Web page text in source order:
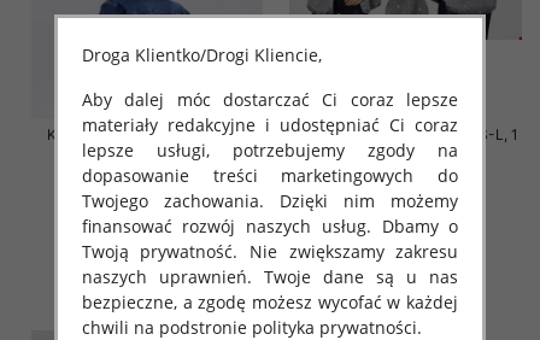
Kurtki damskie jeansy Roz M-
3XL, 1 Kolor Paczka 10 szt
60.00 zł
szczegóły
Kurtki damskie jeansy Roz S-L, 1
Kolor Paczka 12 szt
60.00 zł
szczegóły
Droga Klientko/Drogi Kliencie,
Aby dalej móc dostarczać Ci coraz lepsze
materiały redakcyjne i udostępniać Ci coraz
lepsze usługi, potrzebujemy zgody na
dopasowanie treści marketingowych do
Twojego zachowania. Dzięki nim możemy
finansować rozwój naszych usług. Dbamy o
Twoją prywatność. Nie zwiększamy zakresu
naszych uprawnień. Twoje dane są u nas
bezpieczne, a zgodę możesz wycofać w każdej
chwili na podstronie polityka prywatności.